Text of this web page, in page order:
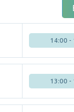
14:00 -
13:00 -